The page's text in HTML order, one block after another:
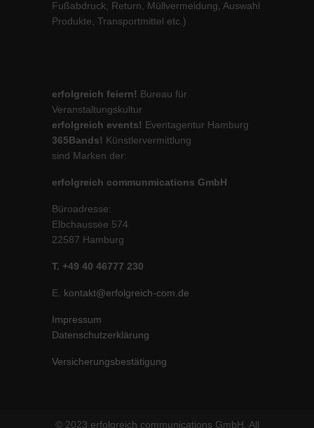
Fußabdruck, Return, Müllvermeidung, Auswahl
Produkte, Transportmittel etc.)
erfolgreich feiern! Bureau für
Veranstaltungskultur
erfolgreich events! Eventagentur Hamburg
365Bands! Künstlervermittlung
sind Marken der:
erfolgreich communmications GmbH
Büroadresse:
Elbchaussee 574
22587 Hamburg
T. +49 40 46777 230
E. kontakt@erfolgreich-com.de
Impressum
Datenschutzerklärung
Versicherungsbestätigung
© 2023 erfolgreich communications GmbH. All